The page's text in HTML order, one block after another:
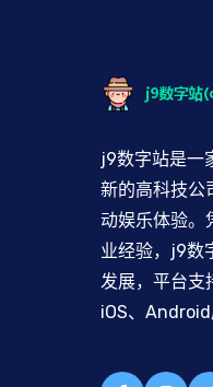
j9数字站是一
新的高科技公
动娱乐体验。
业经验，j9数
发展，平台支
iOS、Android